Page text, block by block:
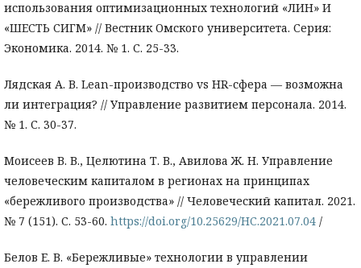
использования оптимизационных технологий «ЛИН» И
«ШЕСТЬ СИГМ» // Вестник Омского университета. Серия:
Экономика. 2014. № 1. С. 25-33.
Лядская А. В. Lean-производство vs HR-сфера — возможна
ли интеграция? // Управление развитием персонала. 2014.
№ 1. С. 30-37.
Моисеев В. В., Целютина Т. В., Авилова Ж. Н. Управление
человеческим капиталом в регионах на принципах
«бережливого производства» // Человеческий капитал. 2021.
№ 7 (151). С. 53-60. https://doi.org/10.25629/HC.2021.07.04 /
Белов Е. В. «Бережливые» технологии в управлении